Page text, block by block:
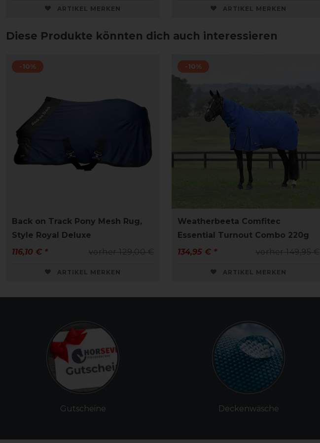
ARTIKEL MERKEN ARTIKEL MERKEN
Diese Produkte könnten dich auch interessieren
-10%
Back on Track Pony Mesh Rug,
Style Royal Deluxe
vorher 129,00 €
116,10 € *
ARTIKEL MERKEN
-10%
Weatherbeeta Comfitec
Essential Turnout Combo 220g
vorher 149,95 €
134,95 € *
ARTIKEL MERKEN
Gutscheine Deckenwäsche